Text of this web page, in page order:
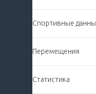
Спортивные
Перемещения
Статистика